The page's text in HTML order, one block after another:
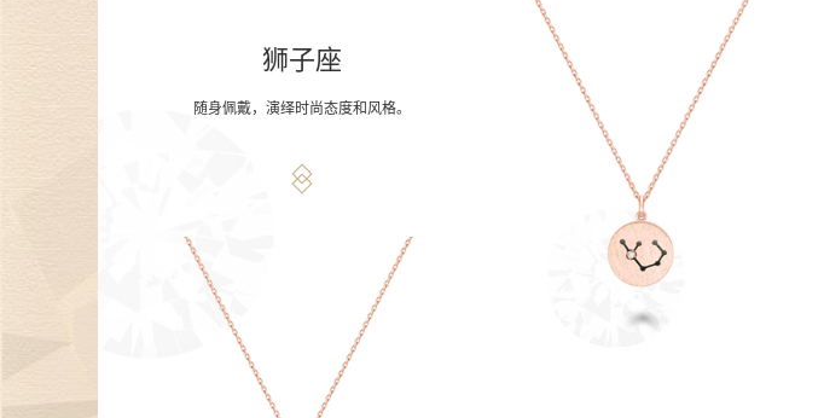
狮子座
随身佩戴，演绎时尚态度和风格。